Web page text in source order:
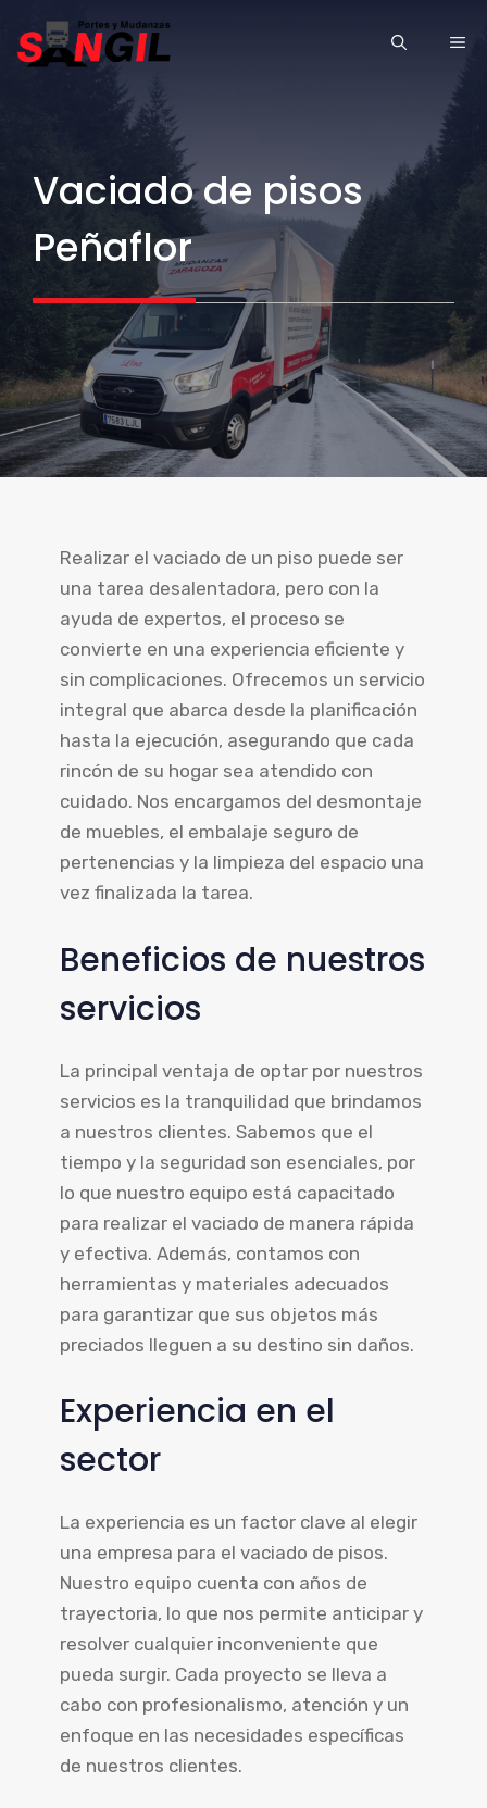
Vaciado de pisos
Peñaflor
Realizar el vaciado de un piso puede ser
una tarea desalentadora, pero con la
ayuda de expertos, el proceso se
convierte en una experiencia eficiente y
sin complicaciones. Ofrecemos un servicio
integral que abarca desde la planificación
hasta la ejecución, asegurando que cada
rincón de su hogar sea atendido con
cuidado. Nos encargamos del desmontaje
de muebles, el embalaje seguro de
pertenencias y la limpieza del espacio una
vez finalizada la tarea.
Beneficios de nuestros
servicios
La principal ventaja de optar por nuestros
servicios es la tranquilidad que brindamos
a nuestros clientes. Sabemos que el
tiempo y la seguridad son esenciales, por
lo que nuestro equipo está capacitado
para realizar el vaciado de manera rápida
y efectiva. Además, contamos con
herramientas y materiales adecuados
para garantizar que sus objetos más
preciados lleguen a su destino sin daños.
Experiencia en el
sector
La experiencia es un factor clave al elegir
una empresa para el vaciado de pisos.
Nuestro equipo cuenta con años de
trayectoria, lo que nos permite anticipar y
resolver cualquier inconveniente que
pueda surgir. Cada proyecto se lleva a
cabo con profesionalismo, atención y un
enfoque en las necesidades específicas
de nuestros clientes.